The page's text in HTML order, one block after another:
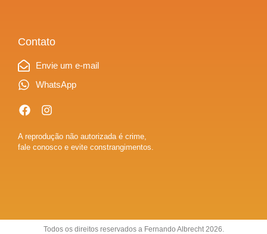
Contato
Envie um e-mail
WhatsApp
A reprodução não autorizada é crime,
fale conosco e evite constrangimentos.
Todos os direitos reservados a Fernando Albrecht 2026.